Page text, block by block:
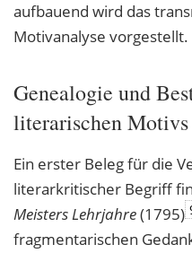
aufbauend wird das
Motivanalyse vorgestellt.
Genealogie und
literarischen Motivs
Ein erster Beleg für die
literarkritischer Begriff
Meisters Lehrjahre(1795)
fragmentarischen